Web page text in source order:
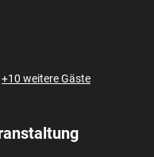
+10 weitere Gäste